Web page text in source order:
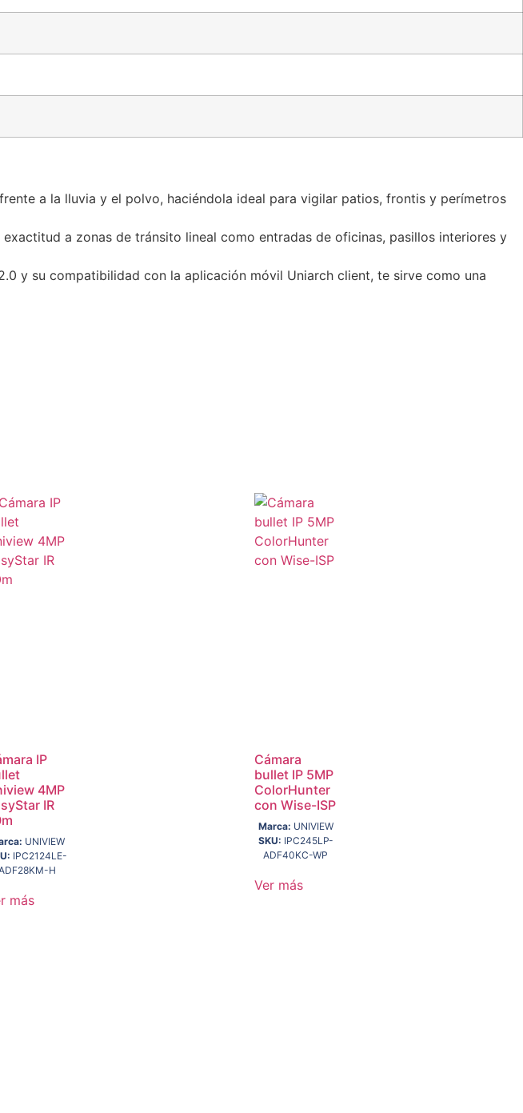
a la lluvia y el polvo, haciéndola ideal para vigilar patios, frontis y perímetros
a zonas de tránsito lineal como entradas de oficinas, pasillos interiores y
y su compatibilidad con la aplicación móvil Uniarch client, te sirve como una
IP
4MP
IR
UNIVIEW
IPC2124LE-
H
más
Cámara
bullet IP 5MP
ColorHunter
con Wise-ISP
Marca: UNIVIEW
SKU: IPC245LP-
ADF40KC-WP
Ver más